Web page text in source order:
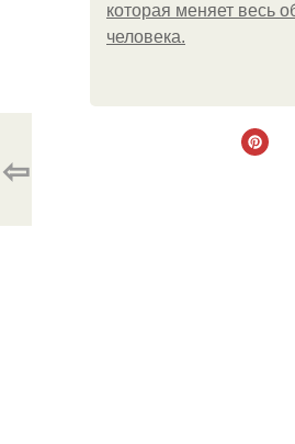
которая меняет весь
человека.
⇦